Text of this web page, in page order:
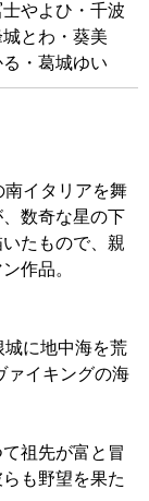
やよひ・千波
とわ・葵美
・葛城ゆい
イタリアを舞
数奇な星の下
たもので、親
作品。
城に地中海を荒
ァイキングの海
祖先が富と冒
も野望を果た